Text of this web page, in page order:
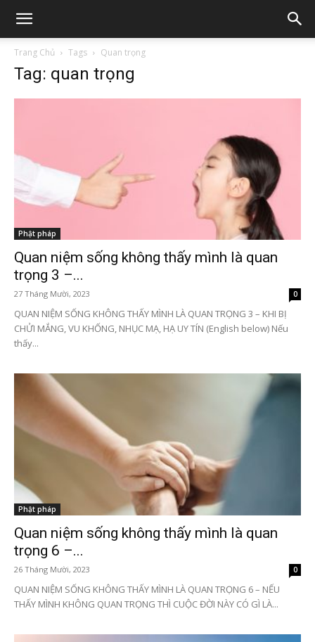
Trang Chủ Tags Quan trọng
Tag: quan trọng
Phật pháp
Quan niệm sống không thấy mình là quan
trọng 3 –...
27 Tháng Mười, 2023 0
QUAN NIỆM SỐNG KHÔNG THẤY MÌNH LÀ QUAN TRỌNG 3 – KHI BỊ
CHỬI MẮNG, VU KHỐNG, NHỤC MẠ, HẠ UY TÍN (English below) Nếu
thấy...
Phật pháp
Quan niệm sống không thấy mình là quan
trọng 6 –...
26 Tháng Mười, 2023 0
QUAN NIỆM SỐNG KHÔNG THẤY MÌNH LÀ QUAN TRỌNG 6 – NẾU
THẤY MÌNH KHÔNG QUAN TRỌNG THÌ CUỘC ĐỜI NÀY CÓ GÌ LÀ...